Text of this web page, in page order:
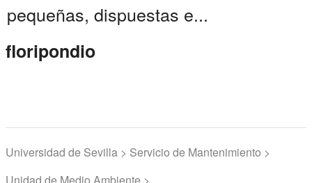
pequeñas, dispuestas e...
floripondio
Universidad de Sevilla > Servicio de Mantenimiento >